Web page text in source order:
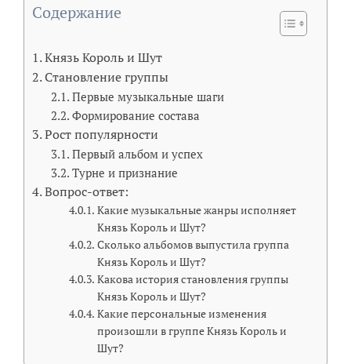
Содержание
Князь Король и Шут
Становление группы
Первые музыкальные шаги
Формирование состава
Рост популярности
Первый альбом и успех
Турне и признание
Вопрос-ответ:
Какие музыкальные жанры исполняет
Князь Король и Шут?
Сколько альбомов выпустила группа
Князь Король и Шут?
Какова история становления группы
Князь Король и Шут?
Какие персональные изменения
произошли в группе Князь Король и
Шут?